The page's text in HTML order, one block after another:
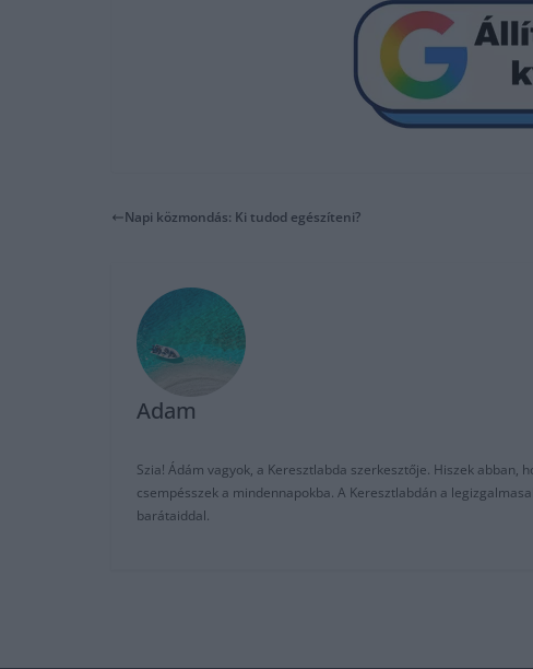
Napi közmondás: Ki tudod egészíteni?
Adam
Szia! Ádám vagyok, a Keresztlabda szerkesztője. Hiszek
csempésszek a mindennapokba. A Keresztlabdán a
barátaiddal.